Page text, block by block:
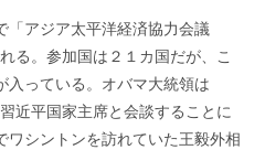
アジア太平洋経済協力会議
る。参加国は２１カ国だが、こ
入っている。オバマ大統領は
近平国家主席と会談することに
ワシントンを訪れていた王毅外相